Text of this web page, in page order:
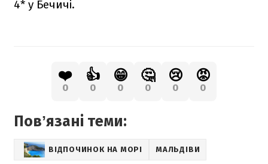
4* у Бечичі.
❤️
0
👍
0
😁
0
🤔
0
😢
0
😡
0
Повʼязані теми:
ВІДПОЧИНОК НА МОРІ МАЛЬДІВИ